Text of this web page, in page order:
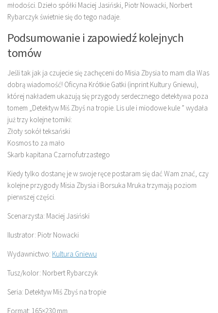
młodości. Dzieło spółki Maciej Jasiński, Piotr Nowacki, Norbert
Rybarczyk świetnie się do tego nadaje.
Podsumowanie i zapowiedź kolejnych
tomów
Jeśli tak jak ja czujecie się zachęceni do Misia Zbysia to mam dla Was
dobrą wiadomość! Oficyna Krótkie Gatki (inprint Kultury Gniewu),
której nakładem ukazują się przygody serdecznego detektywa poza
tomem „Detektyw Miś Zbyś na tropie. Lis ule i miodowe kule ” wydała
już trzy kolejne tomiki:
Złoty sokół teksański
Kosmos to za mało
Skarb kapitana Czarnofutrzastego
Kiedy tylko dostanę je w swoje ręce postaram się dać Wam znać, czy
kolejne przygody Misia Zbysia i Borsuka Mruka trzymają poziom
pierwszej części.
Scenarzysta: Maciej Jasiński
Ilustrator: Piotr Nowacki
Wydawnictwo: Kultura Gniewu
Tusz/kolor: Norbert Rybarczyk
Seria: Detektyw Miś Zbyś na tropie
Format: 165×230 mm